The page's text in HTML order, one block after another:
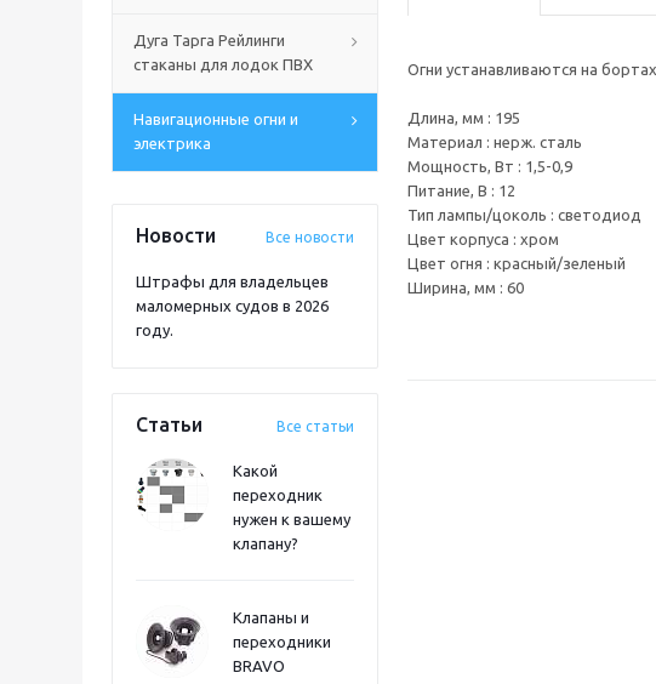
Дуга Тарга Рейлинги
стаканы для лодок ПВХ
Навигационные огни и
электрика
Новости Все новости
Штрафы для владельцев
маломерных судов в 2026
году.
Статьи Все статьи
Какой
переходник
нужен к вашему
клапану?
Клапаны и
переходники
BRAVO
Огни устанавливаются на
Длина, мм : 195
Материал : нерж. сталь
Мощность, Вт : 1,5-0,9
Питание, В : 12
Тип лампы/цоколь : светодиод
Цвет корпуса : хром
Цвет огня : красный/зеленый
Ширина, мм : 60